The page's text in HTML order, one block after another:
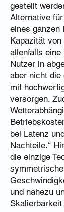
gestellt
Alternative
eines ganzen
Kapazität
allenfalls
Nutzer in
aber nicht die
mit
versorgen.
bei Latenz
Nachteile.“
die einzige
und nahezu
Skalierbarkeit